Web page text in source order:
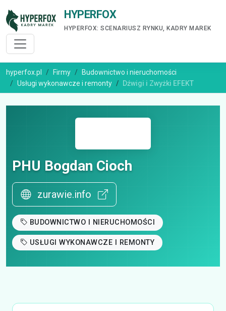
HYPERFOX
HYPERFOX: SCENARIUSZ RYNKU, KADRY MAREK
hyperfox.pl Firmy
Budownictwo i nieruchomości
Usługi wykonawcze i remonty
Dźwigi i Zwyżki EFEKT
PHU Bogdan Cioch
zurawie.info
BUDOWNICTWO I NIERUCHOMOŚCI
USŁUGI WYKONAWCZE I REMONTY